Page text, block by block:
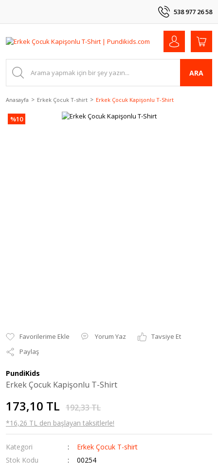
538 977 26 58
ARA
Anasayfa Erkek Çocuk T-shirt Erkek Çocuk Kapişonlu T-Shirt
%10
Yorum Yaz
Tavsiye Et
Paylaş
PundiKids
Erkek Çocuk Kapişonlu T-Shirt
173,10 TL 192,33 TL
*16,26 TL den başlayan taksitlerle!
Kategori
Erkek Çocuk T-shirt
Stok Kodu
00254